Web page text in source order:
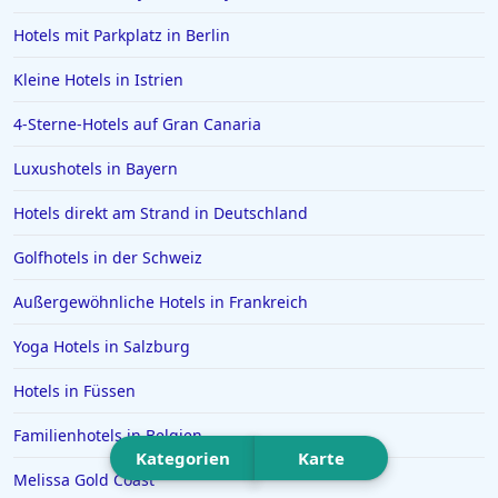
Hotels im Sauerland
Hotels in Bardolino
Hotels auf den Malediven
Hotels in Brühl
Hotels in Ramsau im Zillertal
Hotels in Bad Tölz
Hotels in Basel
Hotels in Detmold
Hotels in Oberwiesenthal
Kategorien Karte
Hotels mit Parkplatz in Berlin
Kleine Hotels in Istrien
4-Sterne-Hotels auf Gran Canaria
Luxushotels in Bayern
Hotels direkt am Strand in Deutschland
Golfhotels in der Schweiz
Außergewöhnliche Hotels in Frankreich
Yoga Hotels in Salzburg
Hotels in Füssen
Familienhotels in Belgien
Melissa Gold Coast